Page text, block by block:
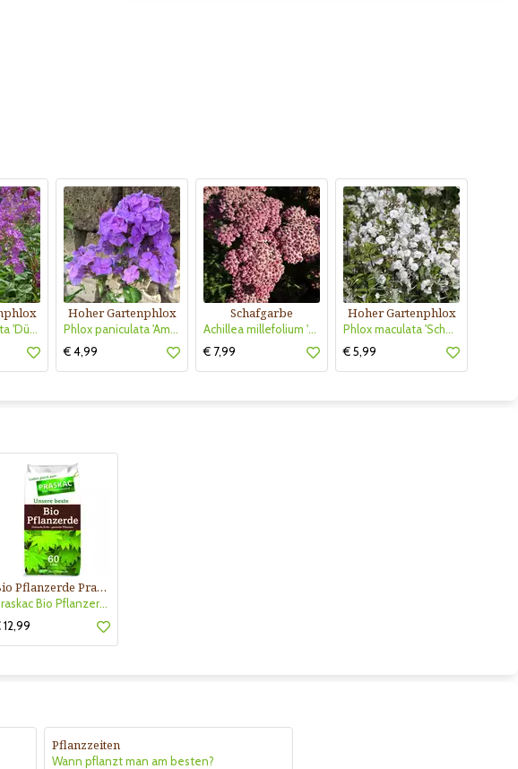
Phlox paniculata 'Düsterlohe'
Hoher Gartenphlox
Phlox paniculata 'Amethyst'
€ 4,99
Schafgarbe
Achillea millefolium 'New Vintage Rose'
€ 7,99
Hoher Gartenphlox
Phlox maculata 'Schneelawine'
€ 5,99
Bio Pflanzerde Praskac
Praskac Bio Pflanzerde
12,99
Pflanzzeiten
Wann pflanzt man am besten?